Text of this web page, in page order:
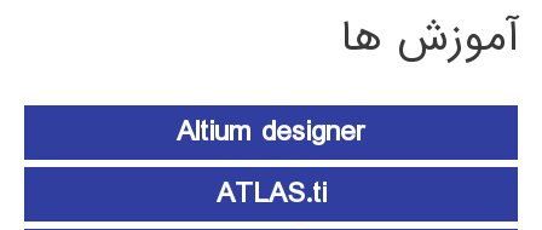
آموزش ها
Altium designer
ATLAS.ti